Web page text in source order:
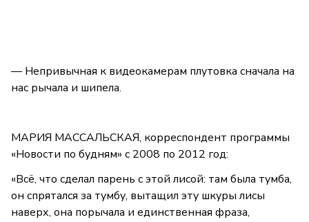
— Непривычная к видеокамерам плутовка сначала на
нас рычала и шипела.
МАРИЯ МАССАЛЬСКАЯ, корреспондент программы
«Новости по будням» с 2008 по 2012 год:
«Всё, что сделал парень с этой лисой: там была тумба,
он спрятался за тумбу, вытащил эту шкуры лисы
наверх, она порычала и единственная фраза,